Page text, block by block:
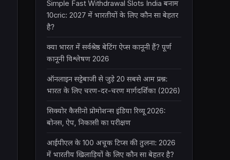
Simple Fast Withdrawal Slots India बनाम
10cric: 2027 में भारतीयों के लिए कौन सा बेहतर
है?
क्या भारत में सर्वश्रेष्ठ बेटिंग ऐप्स कानूनी हैं? पूर्ण
कानूनी विश्लेषण 2026
ऑनलाइन सट्टेबाजी से जुड़े 20 सबसे आम प्रश्न:
भारत के लिए चरण-दर-चरण मार्गदर्शिका (2026)
सिक्योर कैसीनो प्रोमोशन्स इंडिया रिव्यू 2026:
बोनस, ऐप, निकासी का परीक्षण
आईपीएल के 100 अचूक टिप्स की तुलना: 2026
में भारतीय खिलाड़ियों के लिए कौन सा बेहतर है?